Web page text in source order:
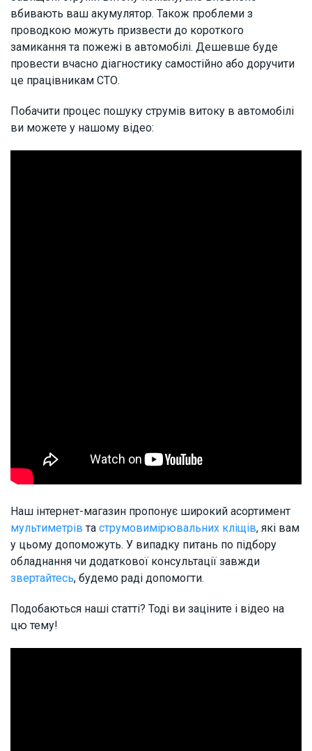
вбивають ваш акумулятор. Також проблеми з
проводкою можуть призвести до короткого
замикання та пожежі в автомобілі. Дешевше буде
провести вчасно діагностику самостійно або доручити
це працівникам СТО.
Побачити процес пошуку струмів витоку в автомобілі
ви можете у нашому відео:
Наш інтернет-магазин пропонує широкий асортимент
мультиметрів та струмовимірювальних кліщів, які вам
у цьому допоможуть. У випадку питань по підбору
обладнання чи додаткової консультації завжди
звертайтесь, будемо раді допомогти.
Подобаються наші статті? Тоді ви заціните і відео на
цю тему!